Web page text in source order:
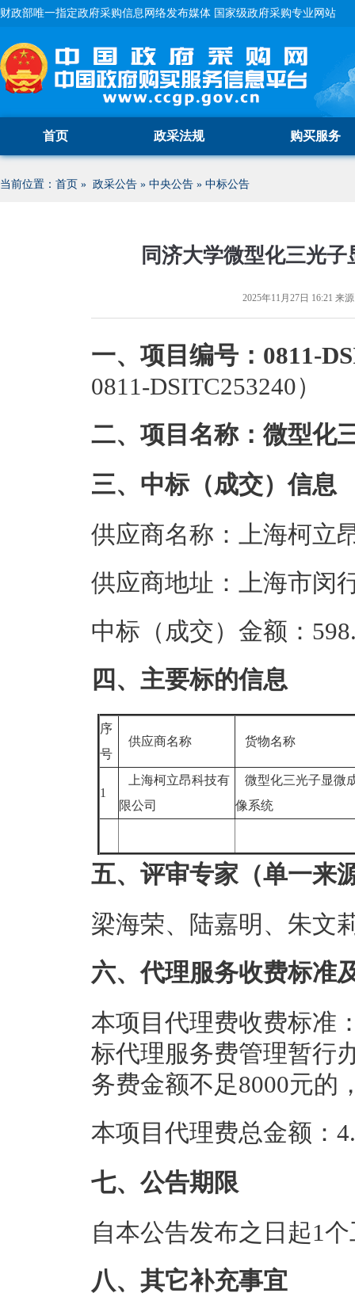
财政部唯一指定政府采购信息网络发布媒体 国家级政府采购专业网站
首页 政采法规 购买服务
当前位置： 首页 » 政采公告 » 中央公告 » 中标公告
同济大学微型化三光
2025年11月27日 16:21 来
一、项目编号：0811-
0811-DSITC253240）
二、项目名称：微型化
三、中标（成交）信息
供应商名称：上海柯立
供应商地址：上海市闵
中标（成交）金额：
四、主要标的信息
序
号
供应商名称 货物名称
1
上海柯立昂科技有
限公司
微型化三光子显微
像系统
五、评审专家（单一来
梁海荣、陆嘉明、朱文
六、代理服务收费标准
本项目代理费收费标准
标代理服务费管理暂行
务费金额不足8000元的
本项目代理费总金额：
七、公告期限
自本公告发布之日起1
八、其它补充事宜